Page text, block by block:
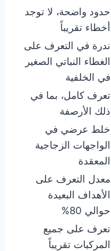
حدود واضحة، لا توجد
أخطاء تقريباً
ندرة في التعرف على
الغطاء النباتي الصغير
في الخلفية
تعرف كامل، بما في
ذلك الأرصفة
خلط عرضي في
الواجهات الزجاجية
المعقدة
معدل التعرف على
الأهداف البعيدة
حوالي 80%
تعرف على جميع
المركبات تقريباً